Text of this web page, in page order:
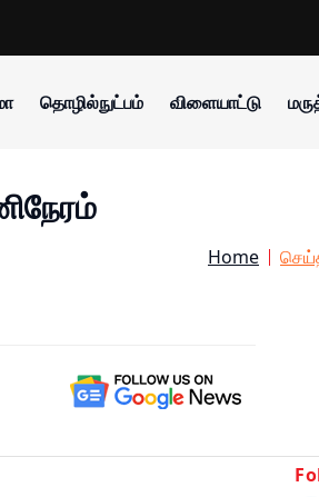
தொழில்நுட்பம் விளையாட்டு
Home